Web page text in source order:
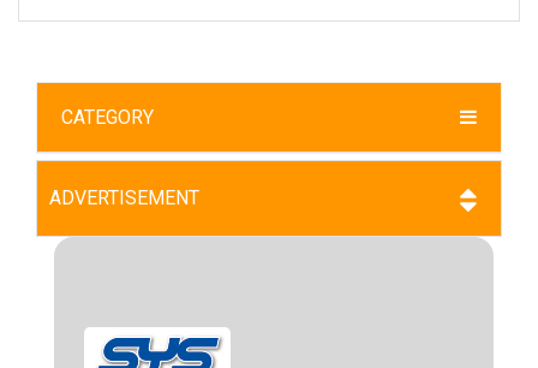
CATEGORY
ADVERTISEMENT